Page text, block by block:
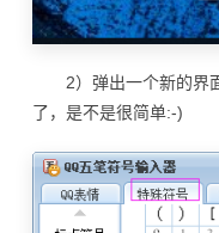
2）弹出一个新的界
了，是不是很简单:-)